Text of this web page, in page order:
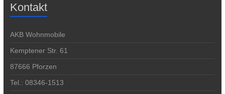
Kontakt
AKB Wohnmobile
Kemptener Str. 61
87666 Pforzen
Tel.: 08346-1513